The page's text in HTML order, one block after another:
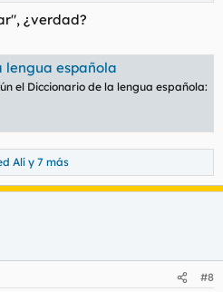
¿verdad?
lengua española
el Diccionario de la lengua española:
Alíy 7 más
#8